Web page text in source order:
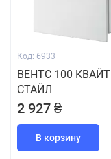
Код: 6933
ВЕНТС 100 КВАЙТ
СТАЙЛ
2 927 ₴
В корзину